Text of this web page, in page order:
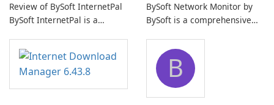
Review of BySoft InternetPal
BySoft InternetPal is a
application designed to
monitor your internet
connection and provide real-
time insights into its
BySoft Network Monitor by
BySoft is a comprehensive
designed to help businesses
effectively manage their
network infrastructure.
B